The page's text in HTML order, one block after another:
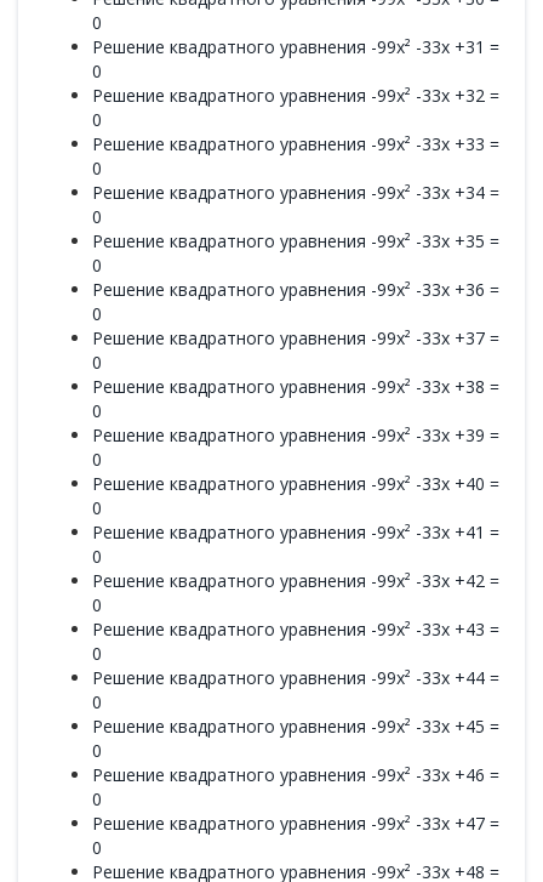
0
Решение квадратного уравнения -99x² -33x +31 =
0
Решение квадратного уравнения -99x² -33x +32 =
0
Решение квадратного уравнения -99x² -33x +33 =
0
Решение квадратного уравнения -99x² -33x +34 =
0
Решение квадратного уравнения -99x² -33x +35 =
0
Решение квадратного уравнения -99x² -33x +36 =
0
Решение квадратного уравнения -99x² -33x +37 =
0
Решение квадратного уравнения -99x² -33x +38 =
0
Решение квадратного уравнения -99x² -33x +39 =
0
Решение квадратного уравнения -99x² -33x +40 =
0
Решение квадратного уравнения -99x² -33x +41 =
0
Решение квадратного уравнения -99x² -33x +42 =
0
Решение квадратного уравнения -99x² -33x +43 =
0
Решение квадратного уравнения -99x² -33x +44 =
0
Решение квадратного уравнения -99x² -33x +45 =
0
Решение квадратного уравнения -99x² -33x +46 =
0
Решение квадратного уравнения -99x² -33x +47 =
0
Решение квадратного уравнения -99x² -33x +48 =